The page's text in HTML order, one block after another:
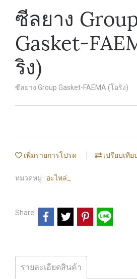
ซีลยาง
Gasket-
ริง)
ซีลยาง Group Gasket-FAEMA (โอริง)
เพิ่มรายการโปรด เปรียบเทีย
หมวดหมู่ : อะไหล่_
Share
รายละเอียดสินค้า